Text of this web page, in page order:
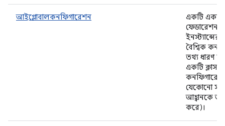
আইগ্লোবালকনফিগারেশন
একটি একক
ফেডারেশন
ইনস্ট্যান্সের
বৈশ্বিক
তথ্য ধারণ
একটি ক্লাস
যেকোনো
আহ্বানকে
করে)।